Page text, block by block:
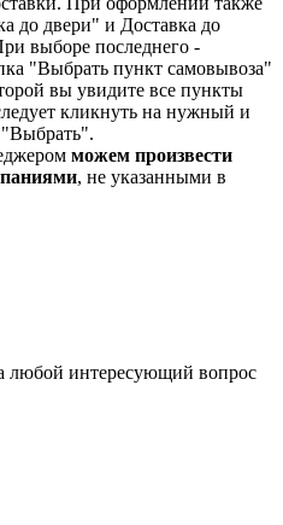
до двери" и Доставка до
выборе последнего -
"Выбрать пункт самовывоза"
вы увидите все пункты
кликнуть на нужный и
можем произвести
, не указанными в
любой интересующий вопрос